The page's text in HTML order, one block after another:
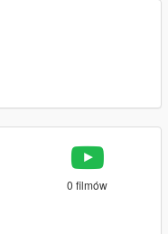
0 filmów